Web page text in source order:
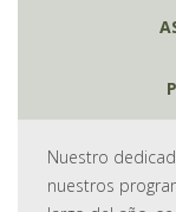
Nuestro
nuestros